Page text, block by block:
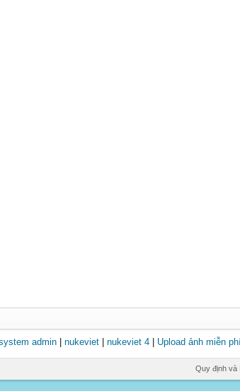
admin| nukeviet| nukeviet 4| Upload ảnh miễn
Quy định và